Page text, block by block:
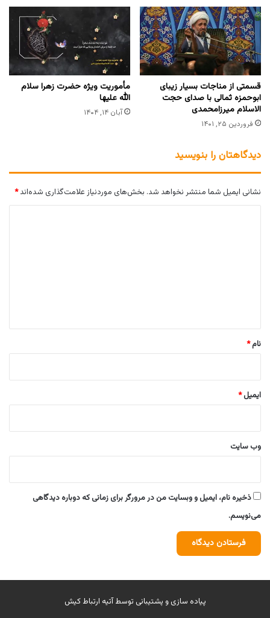
قسمتى از مناجات بسیار زیباى
ابوحمزه ثمالی با صداى حجت
الاسلام میرزامحمدى
فروردین ۲۵, ۱۴۰۱
مأموریت ویژه حضرت زهرا سلام
الله علیها
آبان ۱۴, ۱۴۰۴
دیدگاهتان را بنویسید
نشانی ایمیل شما منتشر نخواهد شد. بخش‌های موردنیاز علامت‌گذاری شده‌اند*
نام*
ایمیل*
وب‌ سایت
ذخیره نام، ایمیل و وبسایت من در مرورگر برای زمانی که دوباره دیدگاهی
می‌نویسم.
پیاده سازی و پشتیبانی توسطآتیه ارتباط کیش